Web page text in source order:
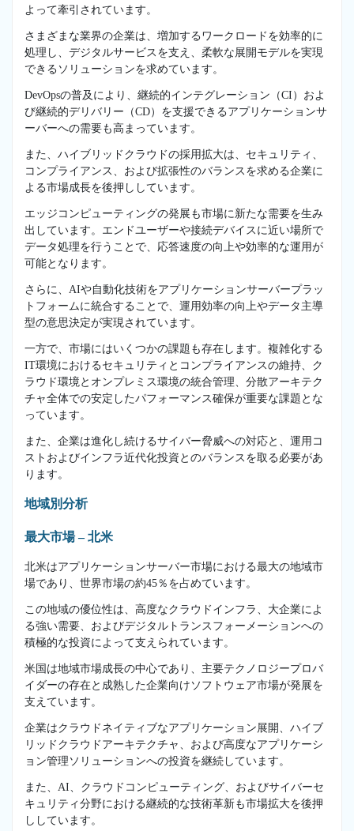
よって牽引されています。
さまざまな業界の企業は、増加するワークロードを効率的に
処理し、デジタルサービスを支え、柔軟な展開モデルを実現
できるソリューションを求めています。
DevOpsの普及により、継続的インテグレーション（CI）およ
び継続的デリバリー（CD）を支援できるアプリケーションサ
ーバーへの需要も高まっています。
また、ハイブリッドクラウドの採用拡大は、セキュリティ、
コンプライアンス、および拡張性のバランスを求める企業に
よる市場成長を後押ししています。
エッジコンピューティングの発展も市場に新たな需要を生み
出しています。エンドユーザーや接続デバイスに近い場所で
データ処理を行うことで、応答速度の向上や効率的な運用が
可能となります。
さらに、AIや自動化技術をアプリケーションサーバープラッ
トフォームに統合することで、運用効率の向上やデータ主導
型の意思決定が実現されています。
一方で、市場にはいくつかの課題も存在します。複雑化する
IT環境におけるセキュリティとコンプライアンスの維持、ク
ラウド環境とオンプレミス環境の統合管理、分散アーキテク
チャ全体での安定したパフォーマンス確保が重要な課題とな
っています。
また、企業は進化し続けるサイバー脅威への対応と、運用コ
ストおよびインフラ近代化投資とのバランスを取る必要があ
ります。
地域別分析
最大市場 – 北米
北米はアプリケーションサーバー市場における最大の地域市
場であり、世界市場の約45％を占めています。
この地域の優位性は、高度なクラウドインフラ、大企業によ
る強い需要、およびデジタルトランスフォーメーションへの
積極的な投資によって支えられています。
米国は地域市場成長の中心であり、主要テクノロジープロバ
イダーの存在と成熟した企業向けソフトウェア市場が発展を
支えています。
企業はクラウドネイティブなアプリケーション展開、ハイブ
リッドクラウドアーキテクチャ、および高度なアプリケーシ
ョン管理ソリューションへの投資を継続しています。
また、AI、クラウドコンピューティング、およびサイバーセ
キュリティ分野における継続的な技術革新も市場拡大を後押
ししています。